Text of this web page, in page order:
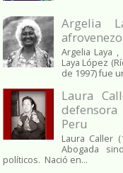
Argelia
Argelia Laya
Laya López
de 1997) fue
Laura
Peru
Laura Caller
Abogada
políticos. Nació en...